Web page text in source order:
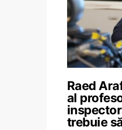
Raed
al
trebuie